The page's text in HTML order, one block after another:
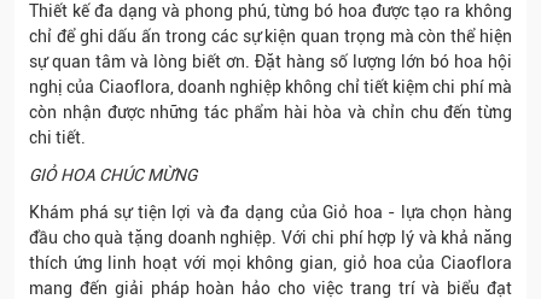
Thiết kế đa dạng và phong phú, từng bó hoa được tạo ra không
chỉ để ghi dấu ấn trong các sự kiện quan trọng mà còn thể hiện
sự quan tâm và lòng biết ơn. Đặt hàng số lượng lớn bó hoa hội
nghị của Ciaoflora, doanh nghiệp không chỉ tiết kiệm chi phí mà
còn nhận được những tác phẩm hài hòa và chỉn chu đến từng
chi tiết.
GIỎ HOA CHÚC MỪNG
Khám phá sự tiện lợi và đa dạng của Giỏ hoa - lựa chọn hàng
đầu cho quà tặng doanh nghiệp. Với chi phí hợp lý và khả năng
thích ứng linh hoạt với mọi không gian, giỏ hoa của Ciaoflora
mang đến giải pháp hoàn hảo cho việc trang trí và biểu đạt